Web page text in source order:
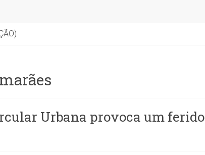
Urbana provoca um ferido